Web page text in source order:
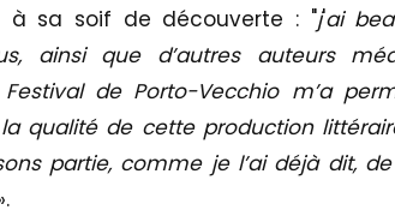
à sa soif de découverte : "j'ai
ainsi que d’autres auteurs
de Porto-Vecchio m’a
qualité de cette production
partie, comme je l’ai déjà dit,